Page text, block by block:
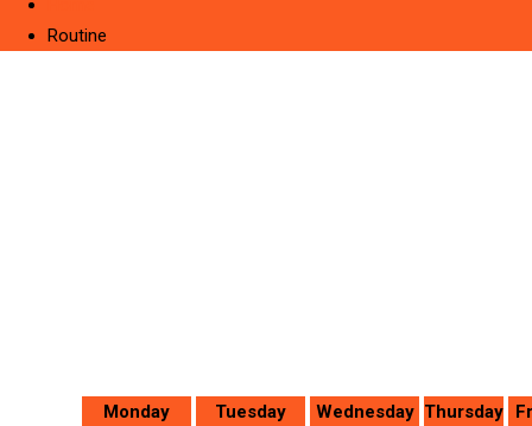
Routine
Monday Tuesday Wednesday Thursday